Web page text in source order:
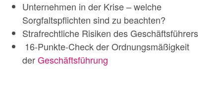
Unternehmen in der Krise – welche
Sorgfaltspflichten sind zu beachten?
Strafrechtliche Risiken des Geschäftsführers
16-Punkte-Check der Ordnungsmäßigkeit
derGeschäftsführung